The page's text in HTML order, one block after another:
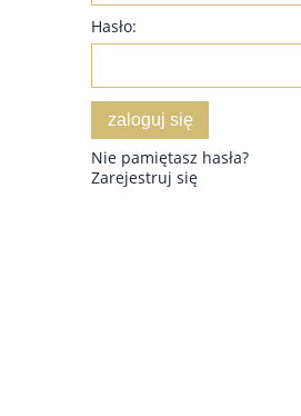
Hasło:
zaloguj się
Nie pamiętasz hasła?
Zarejestruj się